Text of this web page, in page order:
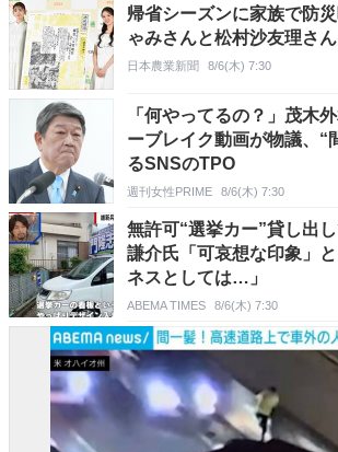
帰省シーズンに家族で防
ゃみさんと松村沙友理さん
日本農業新聞 8/6(木) 7:30
「何やってるの？」茂木
ーブレイク動画が物議、“
るSNSのTPO
週刊女性PRIME 8/6(木) 7:30
無許可“選挙カー”貸し出
謙介氏「可哀想な印象」
ネスとしては…」
ABEMA TIMES 8/6(木) 7:30